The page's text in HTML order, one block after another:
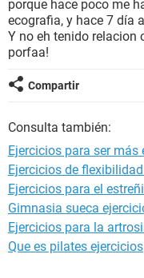
SEXUALIDAD
GLOSARIO
porque hace poco me
ecografia, y hace 7 día
Y no eh tenido relacion
porfaa!
Compartir
Consulta también:
Ejercicios para ser más
Ejercicios de
Ejercicios para el
Gimnasia sueca
Ejercicios para la
Que es pilates ejercicios